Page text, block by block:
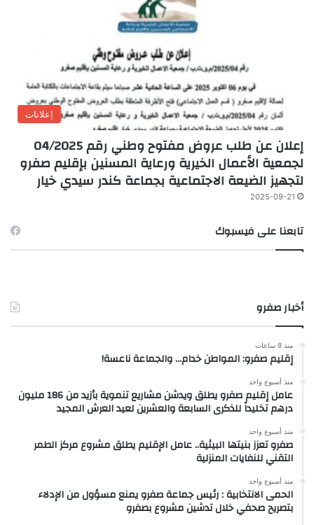
إعلانات
إعلان عن طلب عروض مفتوح وطني رقم 04/2025
لجمعية الأعمال الخيرية ورعاية المسنين بإقليم صفرو
لتجهيز الضيعة الاجتماعية بجماعة كندر سيدي خيار
2025-09-21
تابعنا على فيسبوك
أخبار صفرو
منذ 8 ساعات
إقليم صفرو: المواطن خدام… والجماعة ناعسة!
منذ أسبوع واحد
عامل إقليم صفرو يطلق ويدشن مشاريع تنموية بأزيد من 186 مليون
درهم تخليداً للذكرى السابعة والعشرين لعيد العرش المجيد
منذ أسبوع واحد
صفرو تعزز بنيتها البيئية.. عامل الإقليم يطلق مشروع مركز الطمر
التقني للنفايات المنزلية
منذ أسبوع واحد
الحمى الانتخابية : رئيس جماعة صفرو يمنع مسؤول من الإدلاء
بتصريح صحفي خلال تدشين مشروع بصفرو